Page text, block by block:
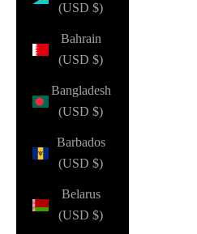
(USD $)
Bahrain
(USD $)
Bangladesh
(USD $)
Barbados
(USD $)
Belarus
(USD $)